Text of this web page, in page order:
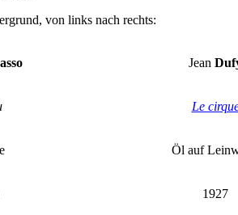
von links nach rechts:
Jean
Le
Öl auf
1927